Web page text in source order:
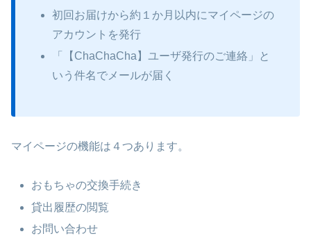
初回お届けから約１か月以内にマイページの
アカウントを発行
「【ChaChaCha】ユーザ発行のご連絡」と
いう件名でメールが届く
マイページの機能は４つあります。
おもちゃの交換手続き
貸出履歴の閲覧
お問い合わせ